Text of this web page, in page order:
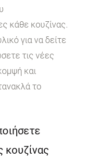
κάθε κουζίνας.
για να δείτε
τις νέες
και
το
κουζίνας